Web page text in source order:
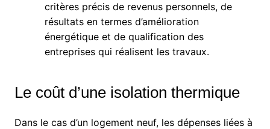
critères précis de revenus personnels, de
résultats en termes d’amélioration
énergétique et de qualification des
entreprises qui réalisent les travaux.
Le coût d’une isolation thermique
Dans le cas d’un logement neuf, les dépenses liées à